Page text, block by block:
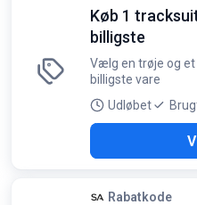
Køb 1
billigste
Vælg en trøje og et
billigste vare
Udløbet
Rabatkode